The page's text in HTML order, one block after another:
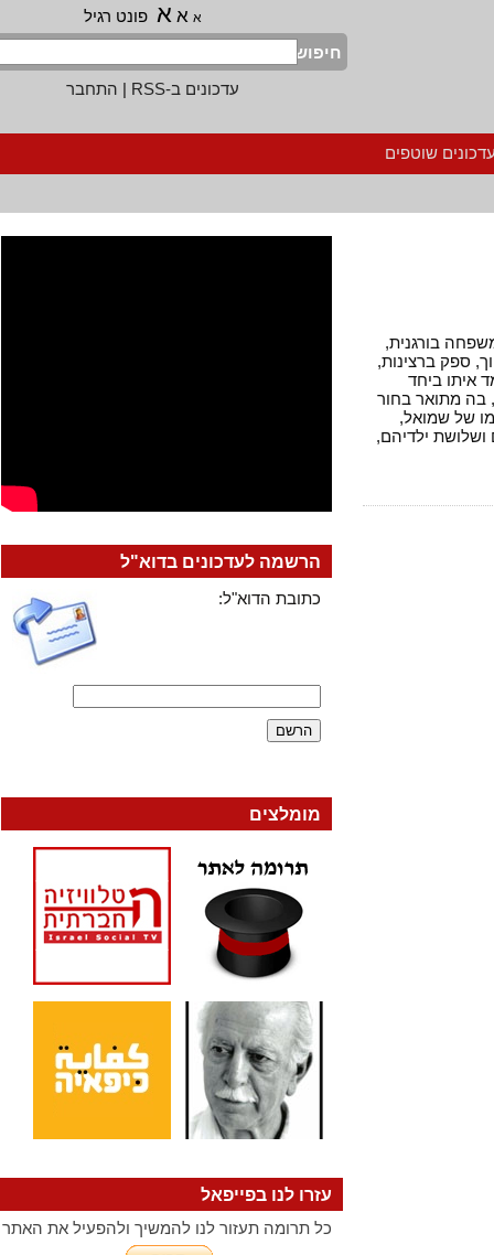
א א פונט רגיל
חיפוש
עדכונים ב-RSS
|התחבר
שוטפים
במינסק למשפחה בורגנית,
ברצינות,
ביחד
מתואר בחור
של שמואל,
ילדיהם,
הרשמה לעדכונים בדוא"ל
כתובת הדוא"ל:
מומלצים
עזרו לנו בפייפאל
כל תרומה תעזור לנו להמשיך ולהפעיל את האתר